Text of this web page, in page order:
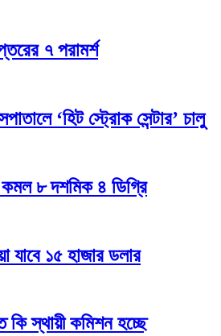
৭ পরামর্শ
‘হিট স্ট্রোক সেন্টার’ চালু
কমল ৮ দশমিক ৪ ডিগ্রি
যাবে ১৫ হাজার ডলার
কি স্থায়ী কমিশন হচ্ছে